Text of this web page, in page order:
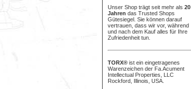
Unser Shop trägt seit mehr als 20
Jahren das Trusted Shops
Gütesiegel. Sie können darauf
vertrauen, dass wir vor, während
und nach dem Kauf alles für Ihre
Zufriedenheit tun.
TORX® ist ein eingetragenes
Warenzeichen der Fa.Acument
Intellectual Properties, LLC
Rockford, Illinois, USA.